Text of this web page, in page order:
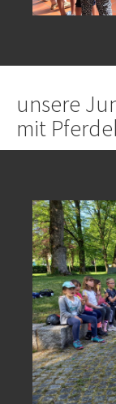
unsere
mit